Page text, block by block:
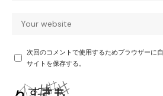
次回のコメントで使用するためブラウザーに
サイトを保存する。